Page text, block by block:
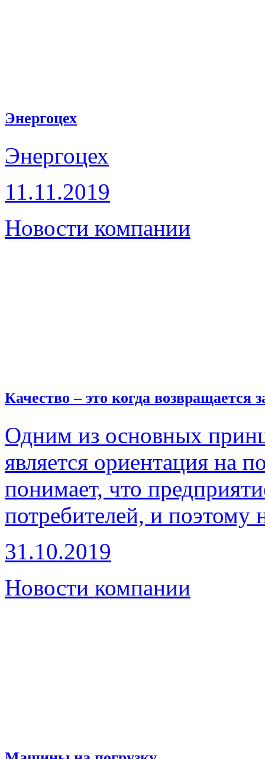
Энергоцех
Энергоцех
11.11.2019
Новости компании
Качество – это когда возвращается
Одним из основных
является ориентация на
понимает, что
потребителей, и поэтому
31.10.2019
Новости компании